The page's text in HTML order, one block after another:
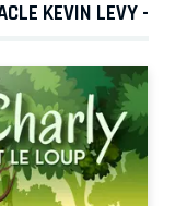
KEVIN LEVY -